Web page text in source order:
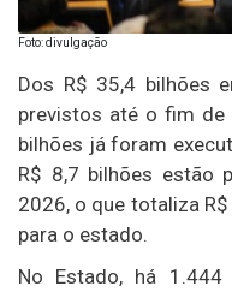
Foto: divulgação
Dos R$ 35,4 bilhões
previstos até o fim de
bilhões já foram
R$ 8,7 bilhões estão
2026, o que totaliza
para o estado.
No Estado, há 1.444